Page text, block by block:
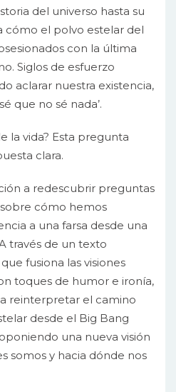
del universo hasta su
cómo el polvo estelar del
con la última
Siglos de esfuerzo
aclarar nuestra existencia,
que no sé nada’.
la vida? Esta pregunta
clara.
a redescubrir preguntas
cómo hemos
a una farsa desde una
través de un texto
fusiona las visiones
toques de humor e ironía,
reinterpretar el camino
desde el Big Bang
una nueva visión
somos y hacia dónde nos